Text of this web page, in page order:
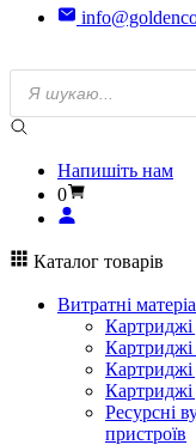
Пошук
товарів
Напишіть нам
0
Каталог товарів
Витратні
Картриджі
Картриджі
Ресурсні
пристроїв